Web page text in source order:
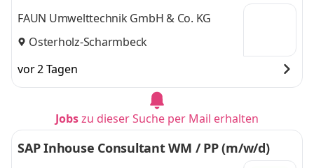
FAUN Umwelttechnik GmbH & Co. KG
Osterholz-Scharmbeck
vor 2 Tagen
Jobszu dieser Suche per Mail erhalten
SAP Inhouse Consultant WM / PP (m/w/d)